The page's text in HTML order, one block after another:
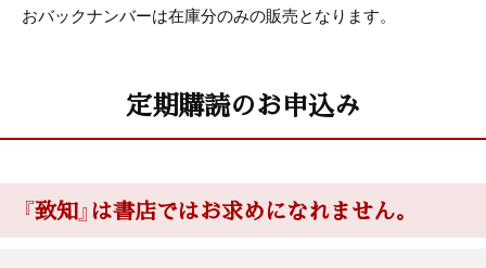
おバックナンバーは在庫分のみの販売となります。
定期購読のお申込み
『致知』は書店ではお求めになれません。